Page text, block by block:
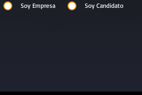
Soy Empresa Soy Candidato